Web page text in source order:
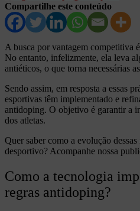
Compartilhe este conteúdo
A busca por vantagem competitiva
No entanto, infelizmente, ela leva
antiéticos, o que torna necessárias
Sendo assim, em resposta a essas
esportivas têm implementado e
antidoping. O objetivo é garantir a
dos atletas.
Quer saber como a evolução
desportivo? Acompanhe nossa
Como a tecnologia
regras antidoping?